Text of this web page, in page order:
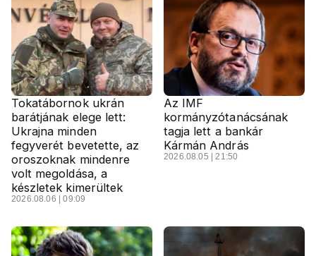
Tokatábornok ukrán
barátjának elege lett:
Ukrajna minden
fegyverét bevetette, az
oroszoknak mindenre
volt megoldása, a
készletek kimerültek
2026.08.06 | 09:09
Az IMF
kormányzótanácsának
tagja lett a bankár
Kármán András
2026.08.05 | 21:50